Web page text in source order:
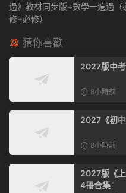
過》教材同步版+數學一遍過（
修+必修）
猜你喜歡
2027版中
8小時前
2027《初
8小時前
2027版《
4冊合集